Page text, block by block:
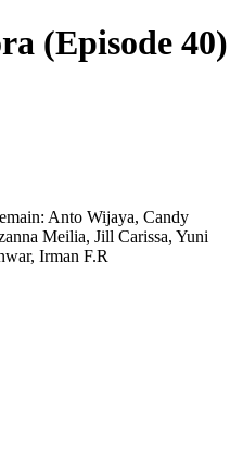
(Episode 40)
Anto Wijaya, Candy
Meilia, Jill Carissa, Yuni
Irman F.R